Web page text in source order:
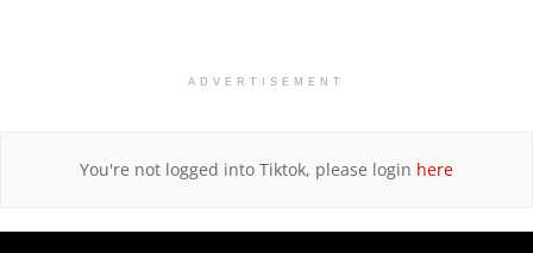
ADVERTISEMENT
You're not logged into Tiktok, please login here